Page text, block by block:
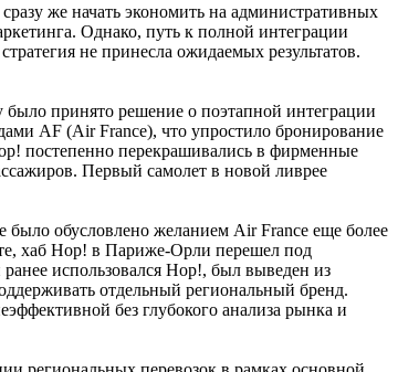
же начать экономить на административных
Однако, путь к полной интеграции
не принесла ожидаемых результатов.
было принято решение о поэтапной интеграции
AF (Air France), что упростило бронирование
постепенно перекрашивались в фирменные
Первый самолет в новой ливрее
было обусловлено желанием Air France еще более
хаб Hop! в Париже-Орли перешел под
использовался Hop!, был выведен из
отдельный региональный бренд.
без глубокого анализа рынка и